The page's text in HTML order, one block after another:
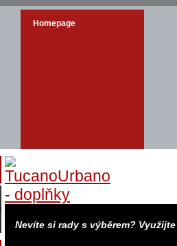
Homepage
Nevíte si rady s výběrem?